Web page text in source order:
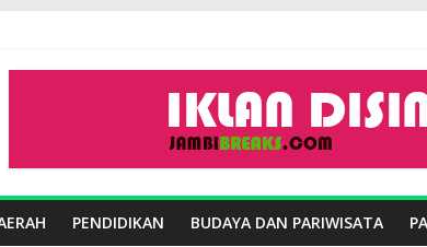
PENDIDIKAN BUDAYA DAN PARIWISATA